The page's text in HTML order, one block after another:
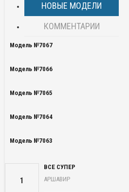
НОВЫЕ МОДЕЛИ
КОММЕНТАРИИ
Модель №7067
Модель №7066
Модель №7065
Модель №7064
Модель №7063
1
ВСЕ СУПЕР
АРШАВИР